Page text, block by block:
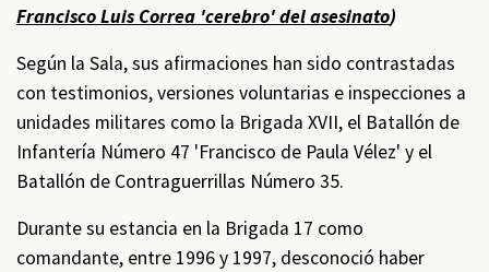
Francisco Luis Correa 'cerebro' del asesinato)
Según la Sala, sus afirmaciones han sido contrastadas
con testimonios, versiones voluntarias e inspecciones a
unidades militares como la Brigada XVII, el Batallón de
Infantería Número 47 'Francisco de Paula Vélez' y el
Batallón de Contraguerrillas Número 35.
Durante su estancia en la Brigada 17 como
comandante, entre 1996 y 1997, desconoció haber